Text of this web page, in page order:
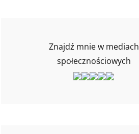
Znajdź mnie w mediach
społecznościowych